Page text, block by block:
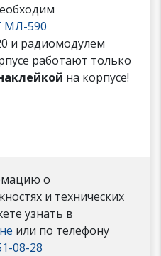
МЛ-590
и радиомодулем
работают только
на корпусе!
о
и технических
узнать в
или по телефону
08-28